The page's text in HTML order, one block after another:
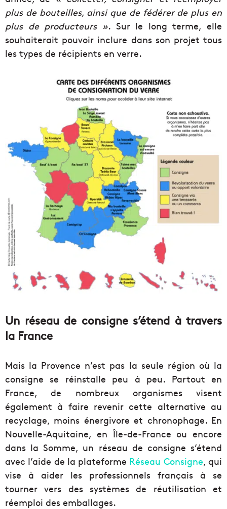
plus de bouteilles, ainsi que de fédérer de plus en
plus de producteurs ». Sur le long terme, elle
souhaiterait pouvoir inclure dans son projet tous
les types de récipients en verre.
Un réseau de consigne s’étend à travers
la France
Mais la Provence n’est pas la seule région où la
consigne se réinstalle peu à peu. Partout en
France, de nombreux organismes visent
également à faire revenir cette alternative au
recyclage, moins énergivore et chronophage. En
Nouvelle-Aquitaine, en Île-de-France ou encore
dans la Somme, un réseau de consigne s’étend
avec l’aide de la plateforme Réseau Consigne, qui
vise à aider les professionnels français à se
tourner vers des systèmes de réutilisation et
réemploi des emballages.